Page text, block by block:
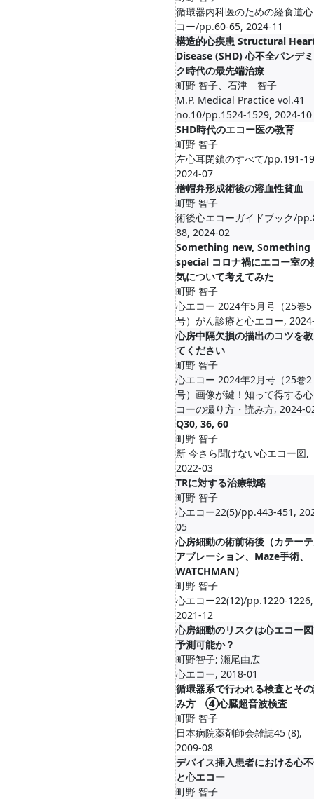
循環器内科医のための経食道
コー/pp.60-65, 2024-11
構造的心疾患 Structural
Disease (SHD) 心不全パンデ
ク時代の最先端治療
町野 智子、石津 智子
M.P. Medical Practice vol.41
no.10/pp.1524-1529, 2024-10
SHD時代のエコー医の教育
町野 智子
左心耳閉鎖のすべて/pp.191-
2024-07
僧帽弁形成術後の溶血性貧血
町野 智子
術後心エコーガイドブック/
88, 2024-02
Something new, Something
special コロナ禍にエコー室の
気について考えてみた
町野 智子
心エコー 2024年5月号（25巻5
号）がん診療と心エコー,
心房中隔欠損の描出のコツを
てください
町野 智子
心エコー 2024年2月号（25巻2
号）画像が鍵！知って得する
コーの撮り方・読み方, 2024-
Q30, 36, 60
町野 智子
新 今さら聞けない心エコー図,
2022-03
TRに対する治療戦略
町野 智子
心エコー22(5)/pp.443-451,
05
心房細動の術前術後（カテー
アブレーション、Maze手術、
WATCHMAN）
町野 智子
心エコー22(12)/pp.1220-1226,
2021-12
心房細動のリスクは心エコー
予測可能か？
町野智子; 瀬尾由広
心エコー, 2018-01
循環器系で行われる検査とそ
み方 ④心臓超音波検査
町野 智子
日本病院薬剤師会雑誌45 (8),
2009-08
デバイス挿入患者における心
と心エコー
町野 智子